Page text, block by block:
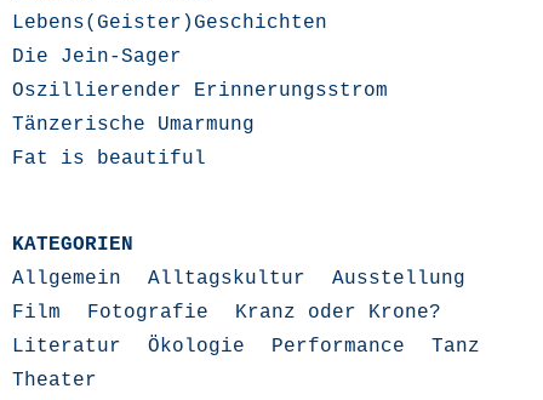
Lebens(Geister)Geschichten
Die Jein-Sager
Oszillierender Erinnerungsstrom
Tänzerische Umarmung
Fat is beautiful
KATEGORIEN
Allgemein
Alltagskultur
Ausstellung
Film
Fotografie
Kranz oder Krone?
Literatur
Ökologie Performance
Tanz
Theater